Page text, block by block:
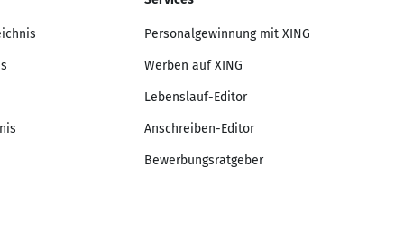
Personalgewinnung mit XING
Werben auf XING
Lebenslauf-Editor
Anschreiben-Editor
Bewerbungsratgeber